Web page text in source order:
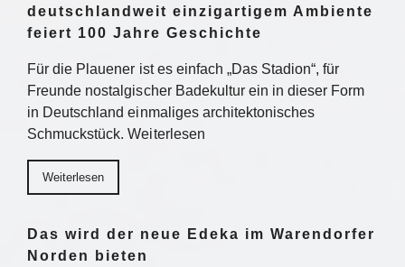
deutschlandweit einzigartigem Ambiente
feiert 100 Jahre Geschichte
Für die Plauener ist es einfach „Das Stadion“, für
Freunde nostalgischer Badekultur ein in dieser Form
in Deutschland einmaliges architektonisches
Schmuckstück. Weiterlesen
Weiterlesen
Das wird der neue Edeka im Warendorfer
Norden bieten